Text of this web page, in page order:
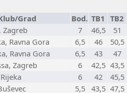
Grad Bod. TB1 TB2
Zagreb 7 46,5 51
Ravna Gora 6,5 46 50,5
Ravna Gora 6,5 43 47
Zagreb 6 42,5 43,5
6 42 45,5
5,5 43,5 47,5